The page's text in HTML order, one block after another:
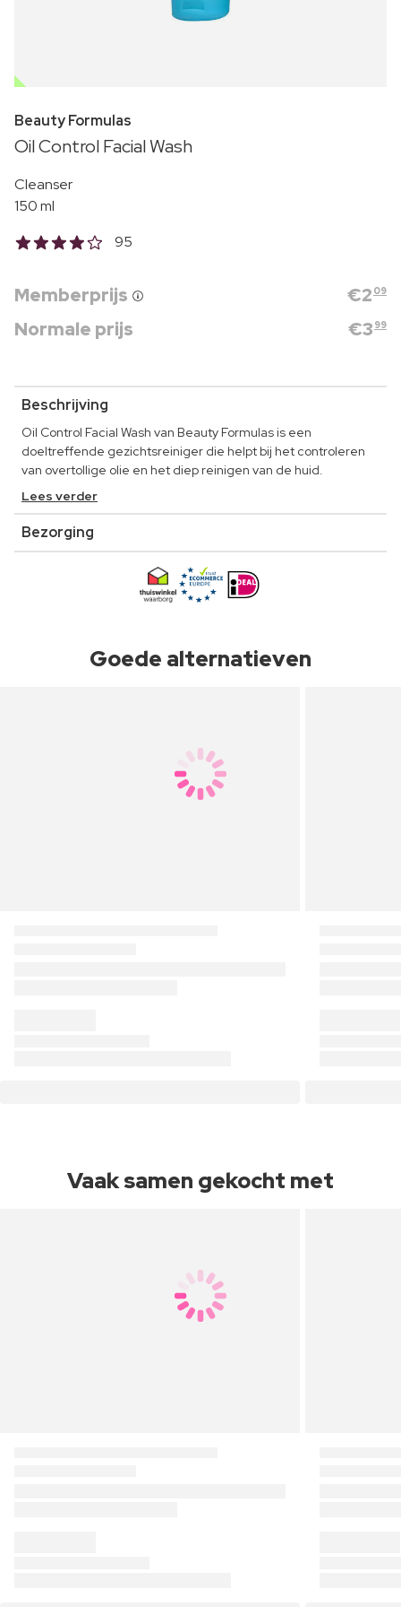
OUTLET
Beauty Formulas
Oil Control Facial Wash
Cleanser
150 ml
95
Memberprijs €2 09
Normale prijs €3 99
Beschrijving
Oil Control Facial Wash van Beauty Formulas is een
doeltreffende gezichtsreiniger die helpt bij het controleren
van overtollige olie en het diep reinigen van de huid.
Lees verder
Bezorging
Goede alternatieven
Vaak samen gekocht met